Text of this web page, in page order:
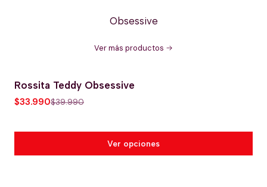
Obsessive
Ver más productos
-15% OFERTA HOT
Rossita Teddy Obsessive
$33.990$39.990
Ver opciones